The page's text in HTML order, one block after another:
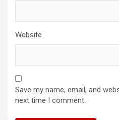
Website
Save my name, email, and
next time I comment.